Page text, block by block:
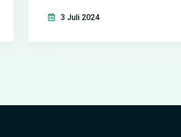
wichtige Rolle. Erfahren Sie, wie Sie den
3 Juli 2024